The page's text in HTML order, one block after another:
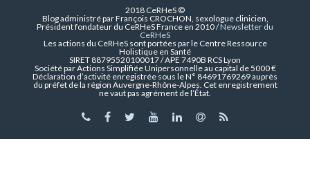
2018 CeRHeS ©
Blog administré par François CROCHON, sexologue clinicien,
Président fondateur du CeRHeS France en 2010 /Newsletter du
CeRHeS
Les actions du CeRHeS sont portées par le Centre Ressource
Holistique en Santé
SIRET 88795520100017 / APE 7490B RCS Lyon
Société par Actions Simplifiée Unipersonnelle au capital de 5000 €
Déclaration d’activité enregistrée sous le N° 84691769269 auprès
du préfet de la région Auvergne-Rhône-Alpes. Cet enregistrement
ne vaut pas agrément de l’État.